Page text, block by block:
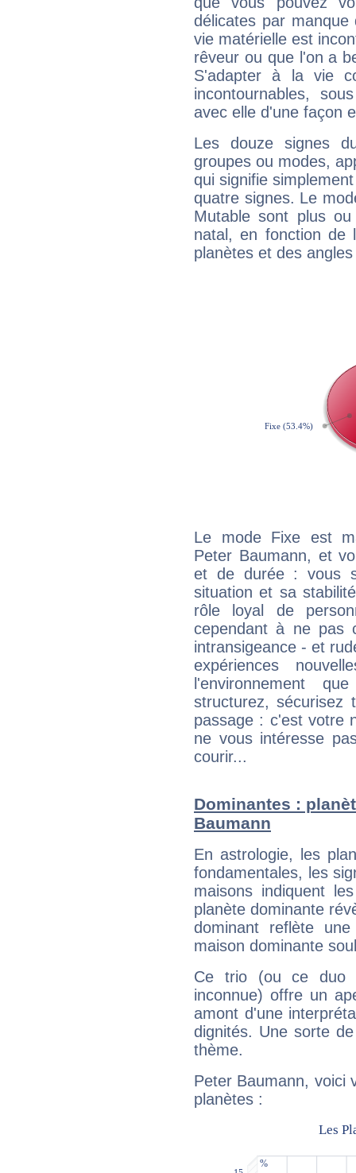
délicates par
vie matérielle est
rêveur ou que l'on a
S'adapter à la vie
incontournables,
avec elle d'une façon
Les douze signes
groupes ou modes,
qui signifie
quatre signes. Le
Mutable sont plus
natal, en fonction de
planètes et des
Le mode Fixe est
Peter Baumann, et
et de durée : vous
situation et sa
rôle loyal de
cependant à ne pas
intransigeance - et
expériences
l'environnement
structurez, sécurisez
passage : c'est votre
ne vous intéresse
courir...
Dominantes :
Baumann
En astrologie, les
fondamentales, les
maisons indiquent
planète dominante
dominant reflète
maison dominante
Ce trio (ou ce duo
inconnue) offre un
amont d'une
dignités. Une sorte
thème.
Peter Baumann, voici
planètes :